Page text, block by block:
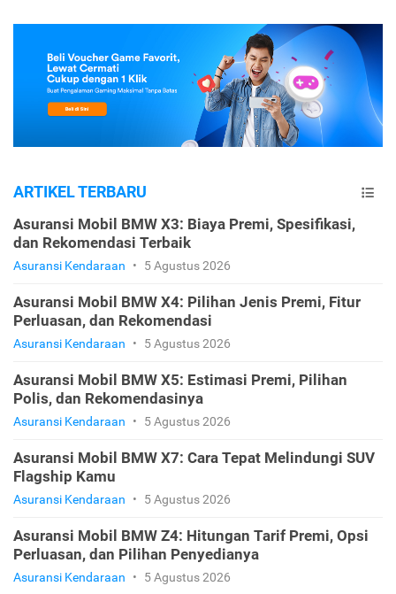
ARTIKEL TERBARU
Asuransi Mobil BMW X3: Biaya Premi, Spesifikasi,
dan Rekomendasi Terbaik
Asuransi Kendaraan • 5 Agustus 2026
Asuransi Mobil BMW X4: Pilihan Jenis Premi, Fitur
Perluasan, dan Rekomendasi
Asuransi Kendaraan • 5 Agustus 2026
Asuransi Mobil BMW X5: Estimasi Premi, Pilihan
Polis, dan Rekomendasinya
Asuransi Kendaraan • 5 Agustus 2026
Asuransi Mobil BMW X7: Cara Tepat Melindungi SUV
Flagship Kamu
Asuransi Kendaraan • 5 Agustus 2026
Asuransi Mobil BMW Z4: Hitungan Tarif Premi, Opsi
Perluasan, dan Pilihan Penyedianya
Asuransi Kendaraan • 5 Agustus 2026